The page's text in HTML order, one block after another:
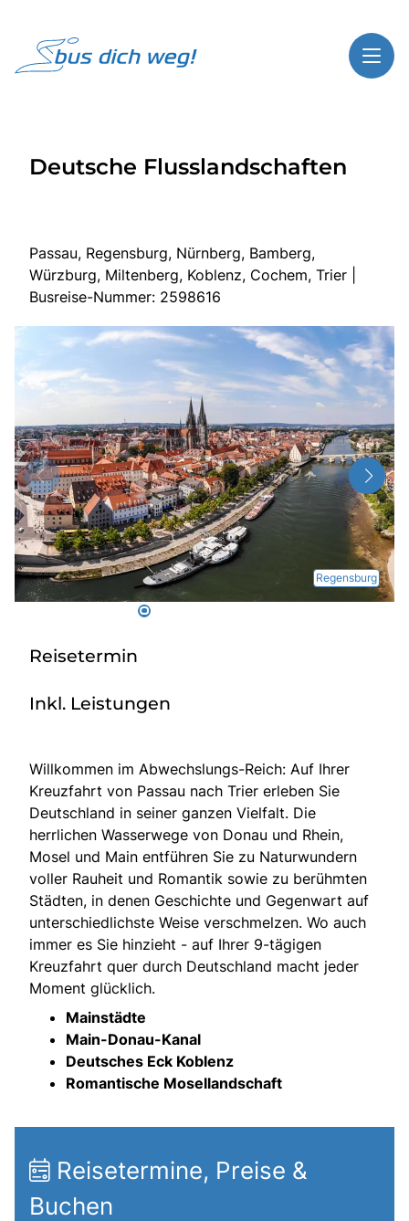
Highlights
Busreisen
Bus mieten
Über Bus dich weg!
Radio
Sie befinden sich in:
Deutschland
Heimatland ändern:
Deutsche Flusslandschaften
Passau, Regensburg, Nürnberg, Bamberg,
Würzburg, Miltenberg, Koblenz, Cochem, Trier |
Busreise-Nummer: 2598616
Regensburg
Reisetermin
Inkl. Leistungen
Willkommen im Abwechslungs-Reich: Auf Ihrer
Kreuzfahrt von Passau nach Trier erleben Sie
Deutschland in seiner ganzen Vielfalt. Die
herrlichen Wasserwege von Donau und Rhein,
Mosel und Main entführen Sie zu Naturwundern
voller Rauheit und Romantik sowie zu berühmten
Städten, in denen Geschichte und Gegenwart auf
unterschiedlichste Weise verschmelzen. Wo auch
immer es Sie hinzieht - auf Ihrer 9-tägigen
Kreuzfahrt quer durch Deutschland macht jeder
Moment glücklich.
Mainstädte
Main-Donau-Kanal
Deutsches Eck Koblenz
Romantische Mosellandschaft
Reisetermine, Preise &
Buchen